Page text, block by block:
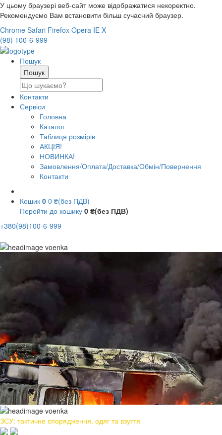
У цьому браузері веб-сайт може відображатися некоректно.
Рекомендуємо Вам встановити більш сучасний браузер.
Chrome Safari Firefox Opera IE X
(98) 100-6-999
Пошук
Контакти
Сервіси
Головна
Каталог
Таблиця розмірів
АКЦІЯ!
НОВИНКА!
Замовлення/Оплата/Доставка/Обмін/Повернення
Контакти
Кошик 0 0 ₴(без ПДВ)
Перейти до кошику 0 ₴(без ПДВ)
+380(98)100-6-999
ЗСУ: тактичне спорядження, одяг та взуття